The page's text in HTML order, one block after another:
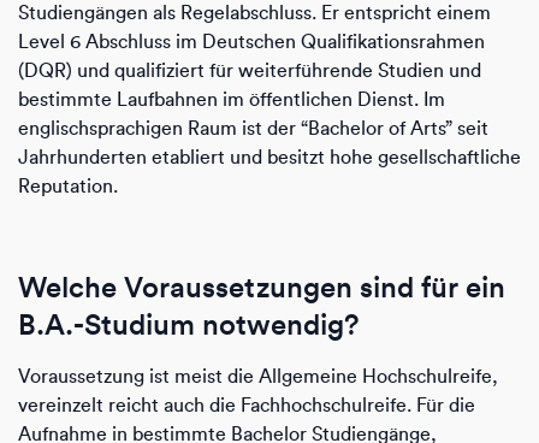
Studiengängen als Regelabschluss. Er entspricht einem
Level 6 Abschluss im Deutschen Qualifikationsrahmen
(DQR) und qualifiziert für weiterführende Studien und
bestimmte Laufbahnen im öffentlichen Dienst. Im
englischsprachigen Raum ist der “Bachelor of Arts” seit
Jahrhunderten etabliert und besitzt hohe gesellschaftliche
Reputation.
Welche Voraussetzungen sind für ein
B.A.-Studium notwendig?
Voraussetzung ist meist die Allgemeine Hochschulreife,
vereinzelt reicht auch die Fachhochschulreife. Für die
Aufnahme in bestimmte Bachelor Studiengänge,